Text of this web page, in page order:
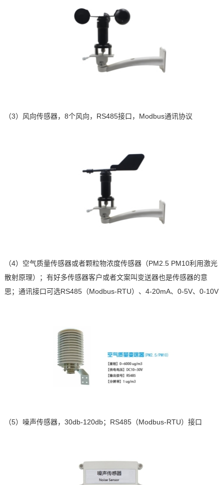
（3） 风向传感器， 8个风向， RS485接口， Modbus通讯协议
（4） 空气质量传感器或者颗粒物浓度传感器（PM2.5 PM10利用激光
散射原理）；有好多传感器客户或者文案叫变送器也是传感器的意
思；通讯接口可选RS485（Modbus-RTU）、 4-20mA、 0-5V、 0-10V
（5） 噪声传感器， 30db-120db； RS485（Modbus-RTU）接口